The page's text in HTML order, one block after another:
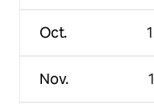
Oct.
Nov.